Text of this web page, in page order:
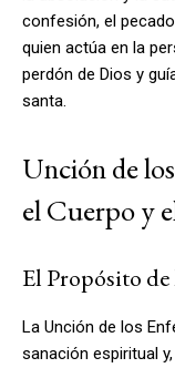
confesión, el
quien actúa en la
perdón de Dios y
santa.
Unción de
el Cuerpo y
El Propósito
La Unción de los
sanación espiritual